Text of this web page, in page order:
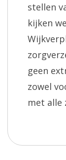
stellen
kijken
geen
zowel
met alle